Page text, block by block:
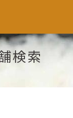
検索